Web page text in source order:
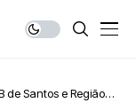
de Santos e Região